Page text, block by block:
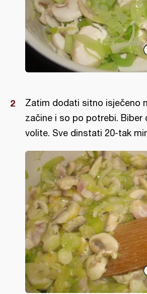
Zatim dodati sitno isječeno
začine i so po potrebi. Biber
volite. Sve dinstati 20-tak